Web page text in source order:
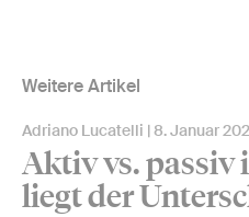
Weitere Artikel
Adriano Lucatelli 8. Januar
Aktiv vs. passiv
liegt der